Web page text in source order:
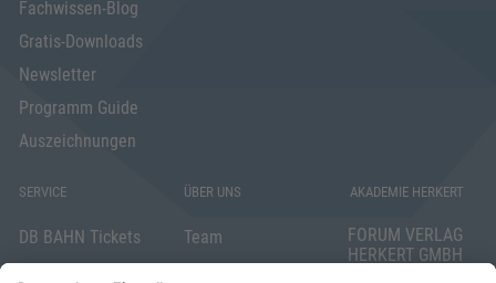
Fachwissen-Blog
Gratis-Downloads
Newsletter
Programm Guide
Auszeichnungen
SERVICE
DB BAHN Tickets
ÜBER UNS
Team
AKADEMIE HERKERT
FORUM VERLAG
HERKERT GMBH